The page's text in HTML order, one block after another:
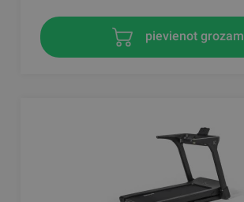
pievienot grozam